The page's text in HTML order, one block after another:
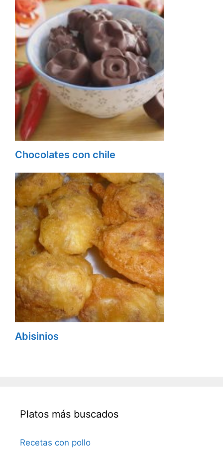
Chocolates con chile
Abisinios
Platos más buscados
Recetas con pollo